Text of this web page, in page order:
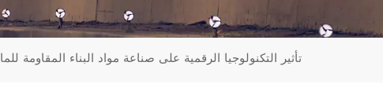
تأثير التكنولوجيا الرقمية على صناعة مواد البناء المقاومة